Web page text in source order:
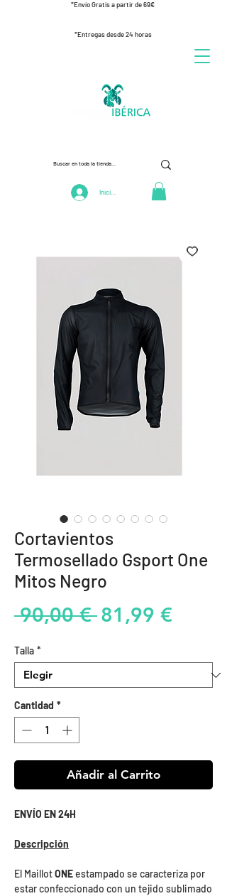
*Envío Gratis a partir de 69€
*Entregas desde 24 horas
Iniciar Sesión
Cortavientos
Termosellado Gsport One
Mitos Negro
90,00 € Precio
81,99 €Precio
oferta
Talla *
Cantidad *
Añadir al Carrito
ENVÍO EN 24H
Descripción
El MaillotONEestampado se caracteriza por
estar confeccionado con un tejido sublimado